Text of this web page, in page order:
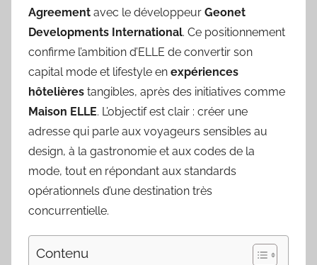
Agreement avec le développeur Geonet
Developments International. Ce positionnement
confirme l’ambition d’ELLE de convertir son
capital mode et lifestyle en expériences
hôtelières tangibles, après des initiatives comme
Maison ELLE. L’objectif est clair : créer une
adresse qui parle aux voyageurs sensibles au
design, à la gastronomie et aux codes de la
mode, tout en répondant aux standards
opérationnels d’une destination très
concurrentielle.
Contenu